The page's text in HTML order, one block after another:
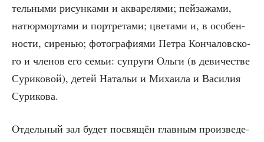
тель­ны­ми рисун­ка­ми и аква­ре­ля­ми; пей­за­жа­ми,
натюр­мор­та­ми и порт­ре­та­ми; цве­та­ми и, в осо­бен­
но­сти, сире­нью; фото­гра­фи­я­ми Пет­ра Кон­ча­лов­ско­
го и чле­нов его семьи: супру­ги Оль­ги (в деви­че­стве
Сури­ко­вой), детей Ната­льи и Миха­и­ла и Васи­лия
Сурикова.
Отдель­ный зал будет посвя­щён глав­ным про­из­ве­де­